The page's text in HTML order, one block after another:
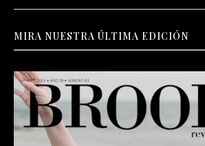
MIRA NUESTRA ÚLTIMA EDICIÓN